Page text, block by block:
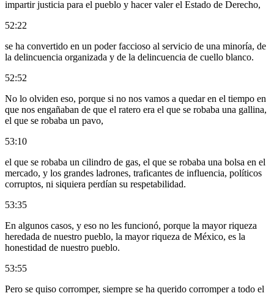
impartir justicia para el pueblo y hacer valer el Estado de Derecho,
52:22
se ha convertido en un poder faccioso al servicio de una minoría, de
la delincuencia organizada y de la delincuencia de cuello blanco.
52:52
No lo olviden eso, porque si no nos vamos a quedar en el tiempo en
que nos engañaban de que el ratero era el que se robaba una gallina,
el que se robaba un pavo,
53:10
el que se robaba un cilindro de gas, el que se robaba una bolsa en el
mercado, y los grandes ladrones, traficantes de influencia, políticos
corruptos, ni siquiera perdían su respetabilidad.
53:35
En algunos casos, y eso no les funcionó, porque la mayor riqueza
heredada de nuestro pueblo, la mayor riqueza de México, es la
honestidad de nuestro pueblo.
53:55
Pero se quiso corromper, siempre se ha querido corromper a todo el